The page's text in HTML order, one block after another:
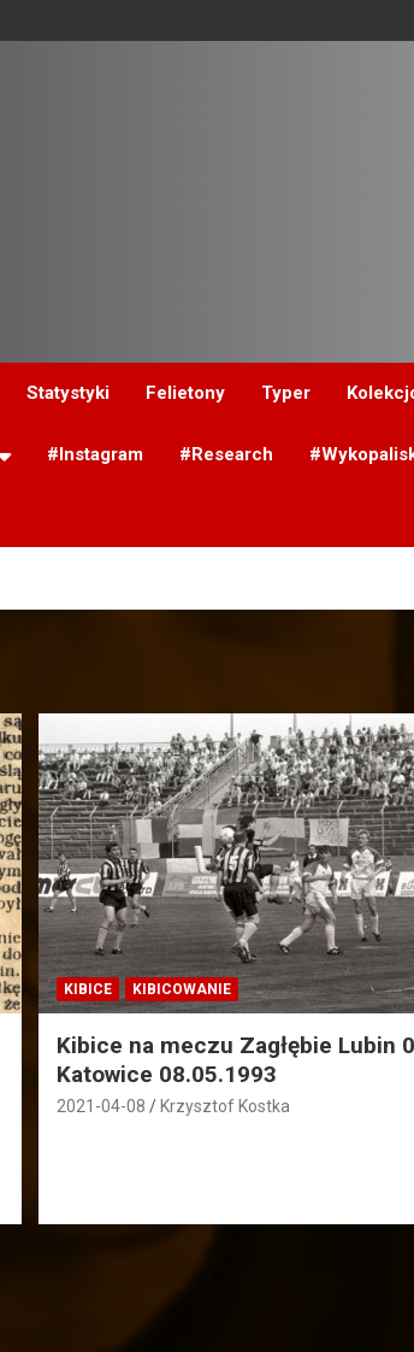
Statystyki Felietony Typer
#Instagram #Research
KIBICE KIBICOWANIE
Kibice na meczu Zagłębie Lubin
Katowice 08.05.1993
2021-04-08 Krzysztof Kostka